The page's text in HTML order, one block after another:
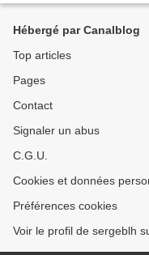
Hébergé par Canalblog
Top articles
Pages
Contact
Signaler un abus
C.G.U.
Cookies et données
Préférences cookies
Voir le profil de sergeblh